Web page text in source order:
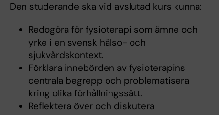
Den studerande ska vid avslutad kurs kunna:
Redogöra för fysioterapi som ämne och
yrke i en svensk hälso- och
sjukvårdskontext.
Förklara innebörden av fysioterapins
centrala begrepp och problematisera
kring olika förhållningssätt.
Reflektera över och diskutera